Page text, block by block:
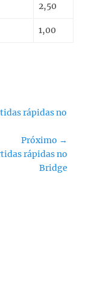
2,50
1,00
rápidas no
Próximo →
rápidas no
Bridge